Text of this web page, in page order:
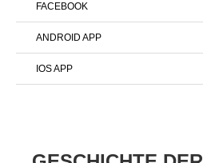
FACEBOOK
ANDROID APP
IOS APP